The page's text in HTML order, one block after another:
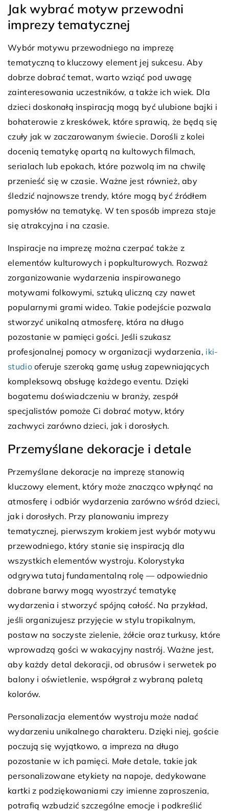
Jak wybrać motyw przewodni
imprezy tematycznej
Wybór motywu przewodniego na imprezę
tematyczną to kluczowy element jej sukcesu. Aby
dobrze dobrać temat, warto wziąć pod uwagę
zainteresowania uczestników, a także ich wiek. Dla
dzieci doskonałą inspiracją mogą być ulubione bajki i
bohaterowie z kreskówek, które sprawią, że będą się
czuły jak w zaczarowanym świecie. Dorośli z kolei
docenią tematykę opartą na kultowych filmach,
serialach lub epokach, które pozwolą im na chwilę
przenieść się w czasie. Ważne jest również, aby
śledzić najnowsze trendy, które mogą być źródłem
pomysłów na tematykę. W ten sposób impreza staje
się atrakcyjna i na czasie.
Inspiracje na imprezę można czerpać także z
elementów kulturowych i popkulturowych. Rozważ
zorganizowanie wydarzenia inspirowanego
motywami folkowymi, sztuką uliczną czy nawet
popularnymi grami wideo. Takie podejście pozwala
stworzyć unikalną atmosferę, która na długo
pozostanie w pamięci gości. Jeśli szukasz
profesjonalnej pomocy w organizacji wydarzenia, iki-
studiooferuje szeroką gamę usług zapewniających
kompleksową obsługę każdego eventu. Dzięki
bogatemu doświadczeniu w branży, zespół
specjalistów pomoże Ci dobrać motyw, który
zachwyci zarówno dzieci, jak i dorosłych.
Przemyślane dekoracje i detale
Przemyślane dekoracje na imprezę stanowią
kluczowy element, który może znacząco wpłynąć na
atmosferę i odbiór wydarzenia zarówno wśród dzieci,
jak i dorosłych. Przy planowaniu imprezy
tematycznej, pierwszym krokiem jest wybór motywu
przewodniego, który stanie się inspiracją dla
wszystkich elementów wystroju. Kolorystyka
odgrywa tutaj fundamentalną rolę — odpowiednio
dobrane barwy mogą wyostrzyć tematykę
wydarzenia i stworzyć spójną całość. Na przykład,
jeśli organizujesz przyjęcie w stylu tropikalnym,
postaw na soczyste zielenie, żółcie oraz turkusy, które
wprowadzą gości w wakacyjny nastrój. Ważne jest,
aby każdy detal dekoracji, od obrusów i serwetek po
balony i oświetlenie, współgrał z wybraną paletą
kolorów.
Personalizacja elementów wystroju może nadać
wydarzeniu unikalnego charakteru. Dzięki niej, goście
poczują się wyjątkowo, a impreza na długo
pozostanie w ich pamięci. Małe detale, takie jak
personalizowane etykiety na napoje, dedykowane
kartki z podziękowaniami czy imienne zaproszenia,
potrafią wzbudzić szczególne emocje i podkreślić